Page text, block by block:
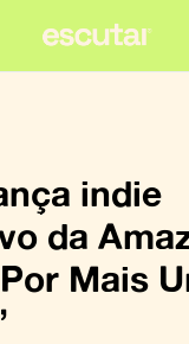
indie
da
Mais